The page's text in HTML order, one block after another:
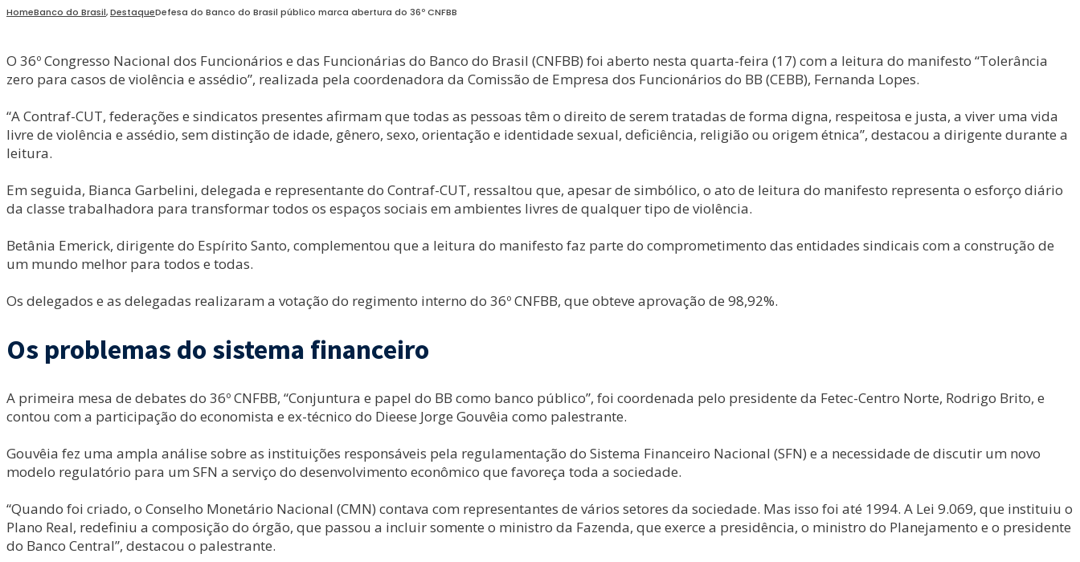
HomeBanco do Brasil,DestaqueDefesa do Banco do Brasil público marca abertura do 36º CNFBB
O 36º Congresso Nacional dos Funcionários e das Funcionárias do Banco do Brasil (CNFBB) foi aberto nesta quarta-feira (17) com a leitura do manifesto “Tolerância
zero para casos de violência e assédio”, realizada pela coordenadora da Comissão de Empresa dos Funcionários do BB (CEBB), Fernanda Lopes.
“A Contraf-CUT, federações e sindicatos presentes afirmam que todas as pessoas têm o direito de serem tratadas de forma digna, respeitosa e justa, a viver uma vida
livre de violência e assédio, sem distinção de idade, gênero, sexo, orientação e identidade sexual, deficiência, religião ou origem étnica”, destacou a dirigente durante a
leitura.
Em seguida, Bianca Garbelini, delegada e representante do Contraf-CUT, ressaltou que, apesar de simbólico, o ato de leitura do manifesto representa o esforço diário
da classe trabalhadora para transformar todos os espaços sociais em ambientes livres de qualquer tipo de violência.
Betânia Emerick, dirigente do Espírito Santo, complementou que a leitura do manifesto faz parte do comprometimento das entidades sindicais com a construção de
um mundo melhor para todos e todas.
Os delegados e as delegadas realizaram a votação do regimento interno do 36º CNFBB, que obteve aprovação de 98,92%.
Os problemas do sistema financeiro
A primeira mesa de debates do 36º CNFBB, “Conjuntura e papel do BB como banco público”, foi coordenada pelo presidente da Fetec-Centro Norte, Rodrigo Brito, e
contou com a participação do economista e ex-técnico do Dieese Jorge Gouvêia como palestrante.
Gouvêia fez uma ampla análise sobre as instituições responsáveis pela regulamentação do Sistema Financeiro Nacional (SFN) e a necessidade de discutir um novo
modelo regulatório para um SFN a serviço do desenvolvimento econômico que favoreça toda a sociedade.
“Quando foi criado, o Conselho Monetário Nacional (CMN) contava com representantes de vários setores da sociedade. Mas isso foi até 1994. A Lei 9.069, que instituiu o
Plano Real, redefiniu a composição do órgão, que passou a incluir somente o ministro da Fazenda, que exerce a presidência, o ministro do Planejamento e o presidente
do Banco Central”, destacou o palestrante.